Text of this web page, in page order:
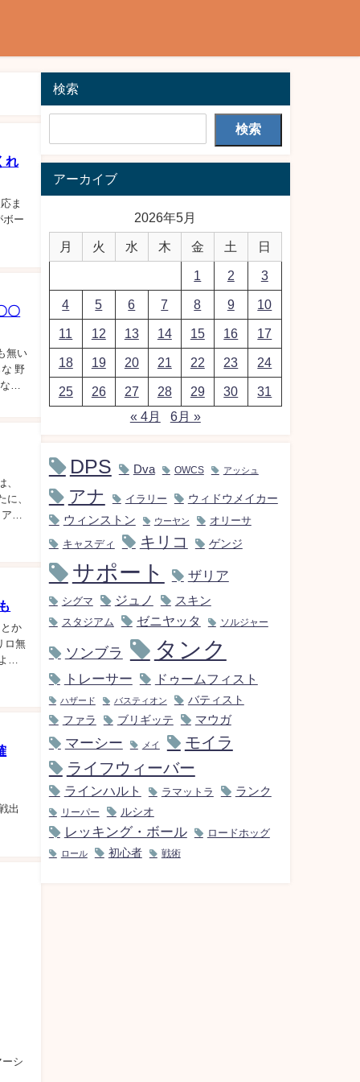
れ
ま
ボー
〇
無い
野
っ
、
に、
マ
か
ロ無
な
出
シ
検索
検索
アーカイブ
2026年5月
月 火 水 木 金 土 日
1 2 3
4 5 6 7 8 9 10
11 12 13 14 15 16 17
18 19 20 21 22 23 24
25 26 27 28 29 30
31
« 4月
6月 »
DPS Dva OWCS アッシュ
アナ イラリー ウィドウメイカー
ウィンストン ウーヤン オリーサ
キャスディ キリコ ゲンジ
サポート ザリア
シグマ ジュノ スキン
スタジアム ゼニヤッタ ソルジャー
ソンブラ タンク
トレーサー ドゥームフィスト
ハザード バスティオン
バティスト
ファラ
ブリギッテ マウガ
マーシー メイ
モイラ
ライフウィーバー
ラインハルト ラマットラ ランク
リーパー ルシオ
レッキング・ボール ロードホッグ
ロール 初心者 戦術